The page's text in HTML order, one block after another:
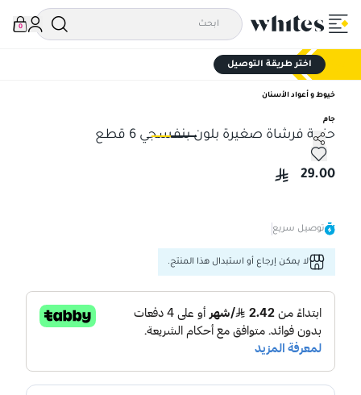
0
اختر طريقة التوصيل
خيوط و أعواد الأسنان
جام
حزمة فرشاة صغيرة بلون بنفسجي 6 قطع
حزمة فرشاة صغيرة بلون بنفسجي 6 قطع
29.00
توصيل سريع
لا يمكن إرجاع أو استبدال هذا المنتج.